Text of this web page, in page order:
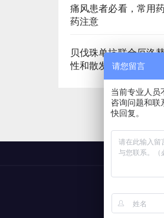
痛风患者必看，常用
药注意
贝伐珠单抗联合厄洛
性和散发性乳头状肾癌
请您留言
当前专业人员
咨询问题和联
快回复。